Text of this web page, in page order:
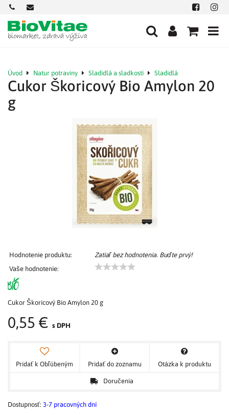
+421
901
712
584
office@biovitae.sk Facebook
Úvod Natur potraviny Sladidlá a sladkosti Sladidlá
Cukor Škoricový Bio Amylon 20
g
Hodnotenie produktu:
Zatiaľ bez hodnotenia. Buďte prvý!
Vaše hodnotenie:
Cukor Škoricový Bio Amylon 20 g
0,55 € s DPH
Pridať k Obľúbeným Pridať do zoznamu Otázka k produktu
Doručenia
Dostupnosť: 3-7 pracovných dní